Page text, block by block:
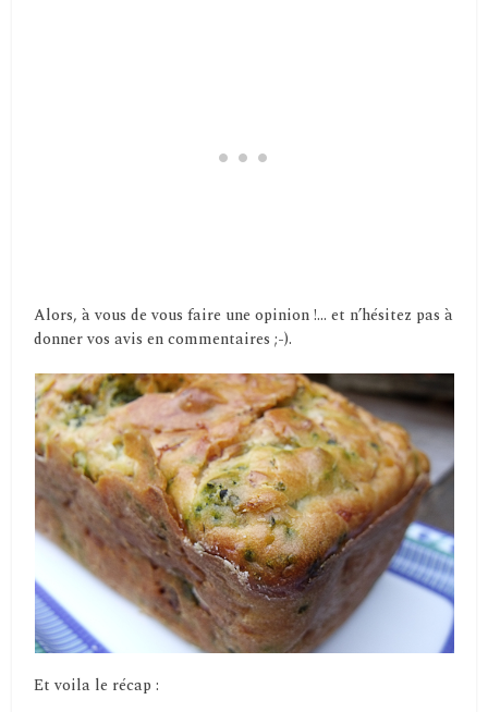
Alors, à vous de vous faire une opinion !… et n’hésitez pas à
donner vos avis en commentaires ;-).
Et voila le récap :